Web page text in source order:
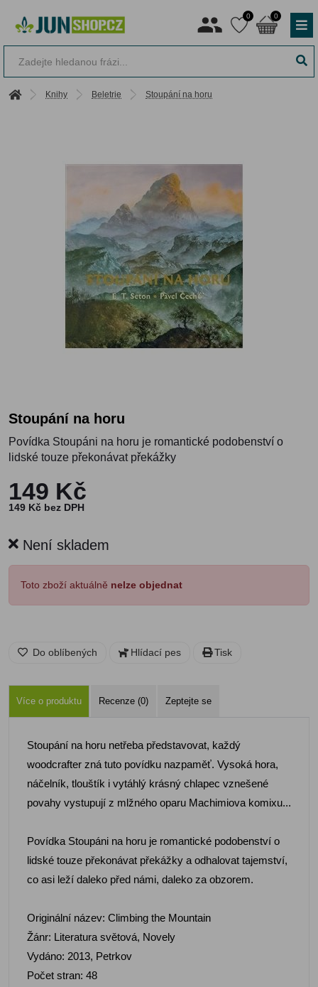
0 0
Knihy Beletrie Stoupání na horu
Stoupání na horu
Povídka Stoupáni na horu je romantické podobenství o
lidské touze překonávat překážky
149 Kč
149 Kč bez DPH
Není skladem
Toto zboží aktuálně nelze objednat
Do oblíbených Hlídací pes Tisk
Více o produktu Recenze (0) Zeptejte se
Stoupání na horu netřeba představovat, každý
woodcrafter zná tuto povídku nazpaměť. Vysoká hora,
náčelník, tlouštík i vytáhlý krásný chlapec vznešené
povahy vystupují z mlžného oparu Machimiova komixu...
Povídka Stoupáni na horu je romantické podobenství o
lidské touze překonávat překážky a odhalovat tajemství,
co asi leží daleko před námi, daleko za obzorem.
Originální název: Climbing the Mountain
Žánr: Literatura světová, Novely
Vydáno: 2013, Petrkov
Počet stran: 48